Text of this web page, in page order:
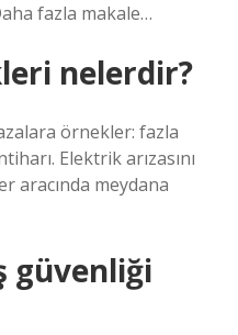
fazla makale…
nelerdir?
örnekler: fazla
Elektrik arızasını
aracında meydana
güvenliği